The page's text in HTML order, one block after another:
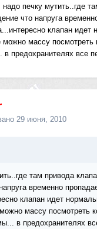
печку мутить..где
что напруга
клапан идет
можно массу посмотреть
предохранителях все
29 июня, 2010
там привода
временно
клапан идет
массу посмотреть
в предохранителях